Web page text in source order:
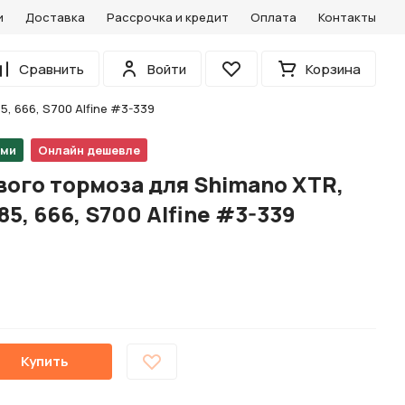
Доставка Рассрочка и кредит Оплата Контакты
Сравнить
Войти
Избранное Корзина
666, S700 Alfine #3-339
Онлайн дешевле
тормоза для Shimano XTR,
666, S700 Alfine #3-339
Купить